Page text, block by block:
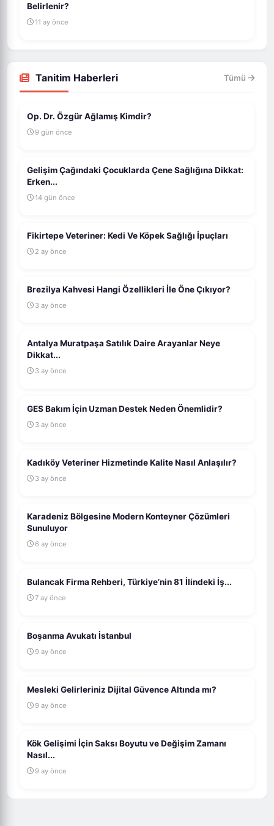
Belirlenir?
11 ay önce
Tanitim Haberleri Tümü
Op. Dr. Özgür Ağlamış Kimdir?
9 gün önce
Gelişim Çağındaki Çocuklarda Çene Sağlığına Dikkat:
Erken...
14 gün önce
Fikirtepe Veteriner: Kedi Ve Köpek Sağlığı İpuçları
2 ay önce
Brezilya Kahvesi Hangi Özellikleri İle Öne Çıkıyor?
3 ay önce
Antalya Muratpaşa Satılık Daire Arayanlar Neye
Dikkat...
3 ay önce
GES Bakım İçin Uzman Destek Neden Önemlidir?
3 ay önce
Kadıköy Veteriner Hizmetinde Kalite Nasıl Anlaşılır?
3 ay önce
Karadeniz Bölgesine Modern Konteyner Çözümleri
Sunuluyor
6 ay önce
Bulancak Firma Rehberi, Türkiye’nin 81 İlindeki İş...
7 ay önce
Boşanma Avukatı İstanbul
9 ay önce
Mesleki Gelirleriniz Dijital Güvence Altında mı?
9 ay önce
Kök Gelişimi İçin Saksı Boyutu ve Değişim Zamanı
Nasıl...
9 ay önce